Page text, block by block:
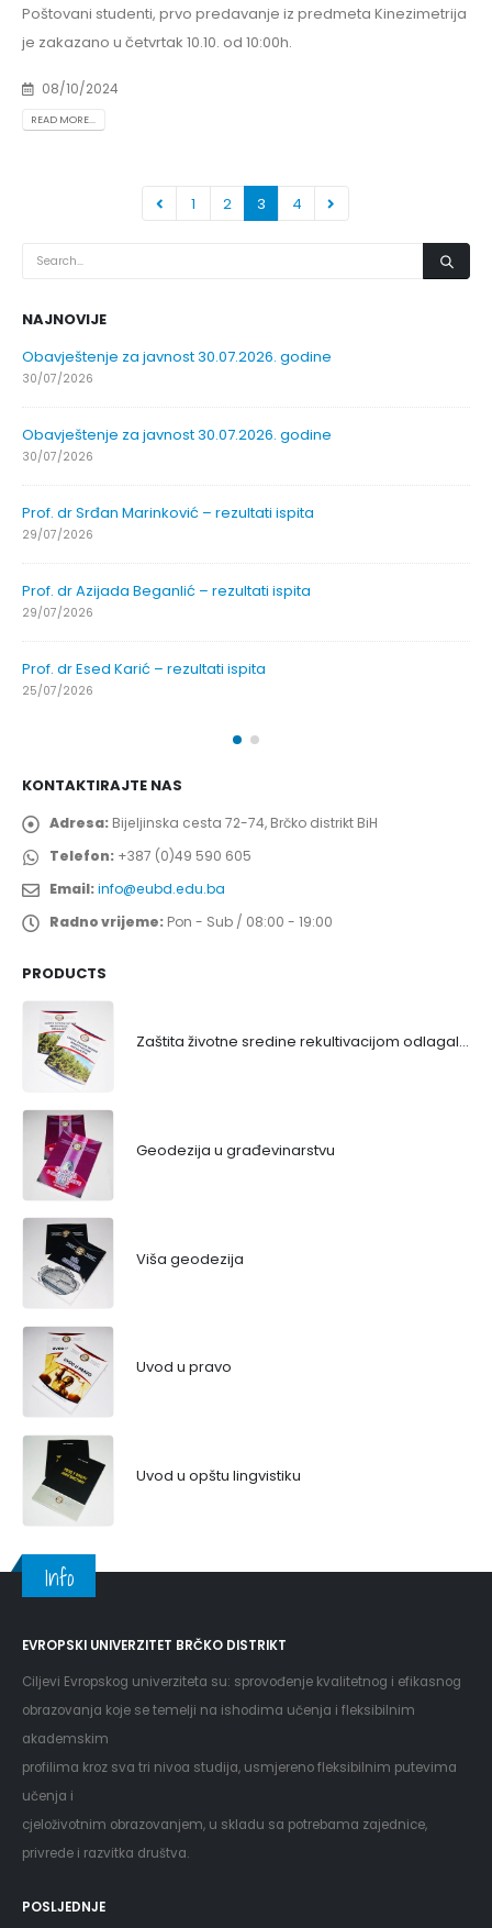
Poštovani studenti, prvo predavanje iz predmeta Kinezimetrija
je zakazano u četvrtak 10.10. od 10:00h.
08/10/2024
READ MORE...
1 2 3 4
NAJNOVIJE
Obavještenje za javnost 30.07.2026. godine
30/07/2026
Obavještenje za javnost 30.07.2026. godine
30/07/2026
Prof. dr Srđan Marinković – rezultati ispita
29/07/2026
Prof. dr Azijada Beganlić – rezultati ispita
29/07/2026
Prof. dr Esed Karić – rezultati ispita
25/07/2026
KONTAKTIRAJTE NAS
Adresa: Bijeljinska cesta 72-74, Brčko distrikt BiH
Telefon: +387 (0)49 590 605
Email:info@eubd.edu.ba
Radno vrijeme: Pon - Sub / 08:00 - 19:00
PRODUCTS
Zaštita životne sredine rekultivacijom odlagališta
Geodezija u građevinarstvu
Viša geodezija
Uvod u pravo
Uvod u opštu lingvistiku
Info
EVROPSKI UNIVERZITET BRČKO DISTRIKT
Ciljevi Evropskog univerziteta su: sprovođenje kvalitetnog i efikasnog
obrazovanja koje se temelji na ishodima učenja i fleksibilnim
akademskim
profilima kroz sva tri nivoa studija, usmjereno fleksibilnim putevima
učenja i
cjeloživotnim obrazovanjem, u skladu sa potrebama zajednice,
privrede i razvitka društva.
POSLJEDNJE